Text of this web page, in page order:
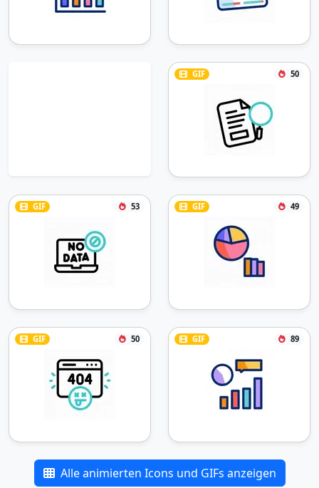
GIF 50
GIF 53 GIF 49
GIF 50 GIF 89
Alle animierten Icons und GIFs anzeigen